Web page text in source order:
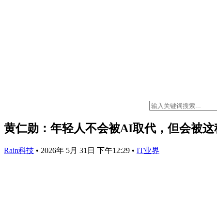
黄仁勋：年轻人不会被AI取代，但会被
Rain科技 • 2026年 5月 31日 下午12:29 • IT业界